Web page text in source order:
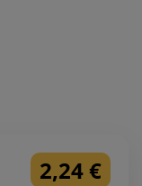
2,24 €